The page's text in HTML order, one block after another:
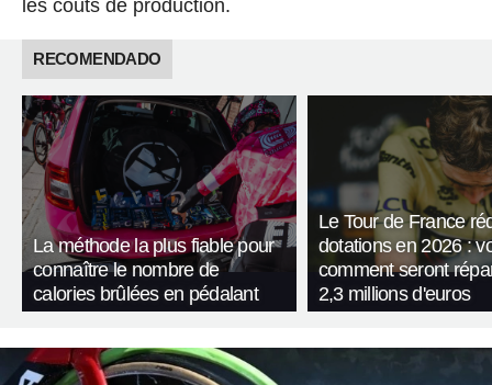
les coûts de production.
RECOMENDADO
La méthode la plus fiable pour
connaître le nombre de
calories brûlées en pédalant
Le Tour de France
dotations en 2026 :
comment seront
2,3 millions d'euros